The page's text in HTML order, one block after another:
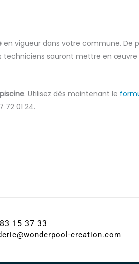
en vigueur dans votre commune. De
techniciens sauront mettre en
. Utilisez dès maintenant le
01 24.
15 37 33
creation.com